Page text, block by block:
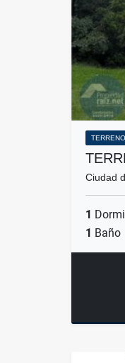
TERRENO
Ciudad
1
1 Baño